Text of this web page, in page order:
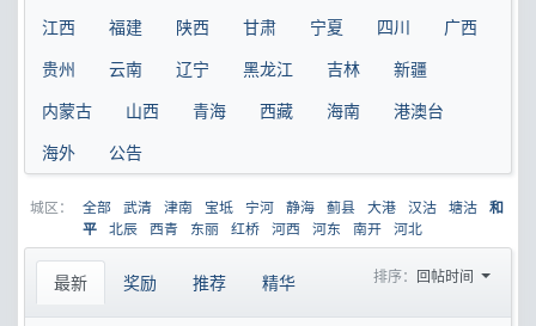
江西
福建 陕西 甘肃 宁夏 四川
广西
贵州
云南 辽宁 黑龙江 吉林
新疆
内蒙古
山西 青海 西藏 海南
港澳台
海外
公告
城区： 全部 武清 津南 宝坻 宁河 静海 蓟县 大港 汉沽 塘沽 和
平 北辰 西青 东丽 红桥 河西 河东 南开 河北
最新 奖励 推荐 精华 排序： 回帖时间